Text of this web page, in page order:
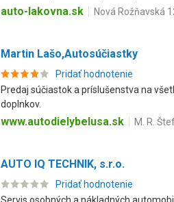
auto-lakovna.sk Nová Rožňavská
Martin Lašo,Autosúčiastky
Pridať hodnotenie
Predaj súčiastok a príslušenstva na
doplnkov.
www.autodielybelusa.sk M. R.
AUTO IQ TECHNIK, s.r.o.
Pridať hodnotenie